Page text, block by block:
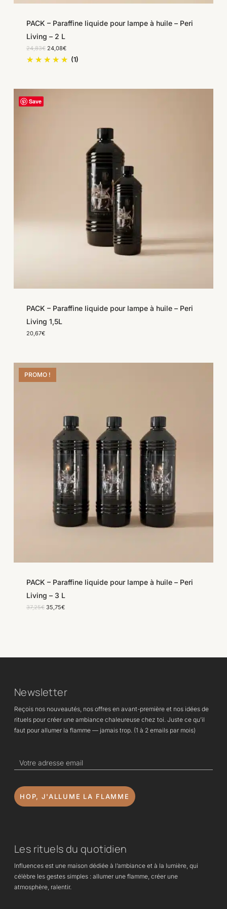
PACK – Paraffine liquide pour lampe à huile – Peri
Living – 2 L
24,83€ Le
prix
initial
24,08€Le
prix
actuel
(1)
Save
PACK – Paraffine liquide pour lampe à huile – Peri
Living 1,5L
20,67€
Save
PROMO !
PACK – Paraffine liquide pour lampe à huile – Peri
Living – 3 L
37,25€ Le
35,75€Le
Newsletter
Reçois nos nouveautés, nos offres en avant-première et nos idées de
rituels pour créer une ambiance chaleureuse chez toi. Juste ce qu’il
faut pour allumer la flamme — jamais trop. (1 à 2 emails par mois)
HOP, J'ALLUME LA FLAMME
Les rituels du quotidien
Influences est une maison dédiée à l’ambiance et à la lumière, qui
célèbre les gestes simples : allumer une flamme, créer une
atmosphère, ralentir.